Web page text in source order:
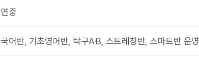
연중
국어반, 기초영어반, 탁구A·B, 스트레칭반, 스마트반 운영